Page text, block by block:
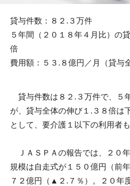
貸与件数：８２.３万件
５年間（２０１８年４月比）の
倍
費用額：５３.８億円／月（貸与
貸与件数は８２.３万件で、５
が、貸与全体の伸び１.３８倍は
として、要介護１以下の利用者
ＪＡＳＰＡの報告では、２０
規模は自走式が１５０億円（前
７２億円（▲２.７％）。２０年